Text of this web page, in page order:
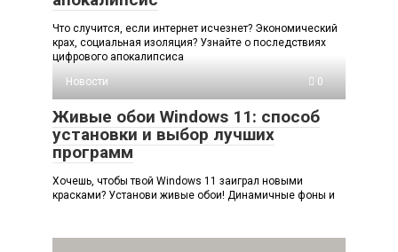
Что случится, если интернет исчезнет? Экономический
крах, социальная изоляция? Узнайте о последствиях
цифрового апокалипсиса
Новости
0
Живые обои Windows 11: способ
установки и выбор лучших
программ
Хочешь, чтобы твой Windows 11 заиграл новыми
красками? Установи живые обои! Динамичные фоны и